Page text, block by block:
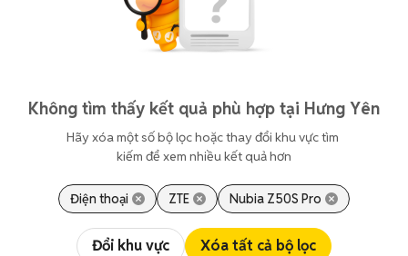
Không tìm thấy kết quả phù hợp tại Hưng Yên
Hãy xóa một số bộ lọc hoặc thay đổi khu vực tìm
kiếm để xem nhiều kết quả hơn
Điện thoại ZTE Nubia Z50S Pro
Đổi khu vực Xóa tất cả bộ lọc